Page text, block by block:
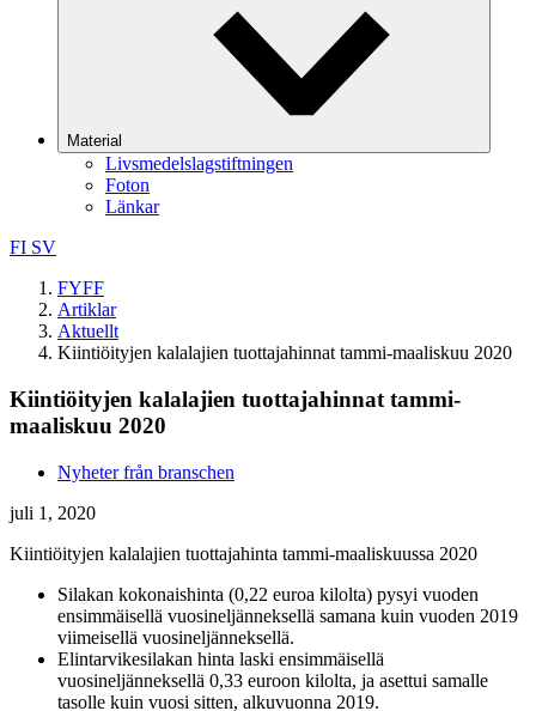
Material
Livsmedelslagstiftningen
Foton
Länkar
FI SV
FYFF
Artiklar
Aktuellt
Kiintiöityjen kalalajien tuottajahinnat tammi-maaliskuu 2020
Kiintiöityjen kalalajien tuottajahinnat tammi-
maaliskuu 2020
Nyheter från branschen
juli 1, 2020
Kiintiöityjen kalalajien tuottajahinta tammi-maaliskuussa 2020
Silakan kokonaishinta (0,22 euroa kilolta) pysyi vuoden
ensimmäisellä vuosineljänneksellä samana kuin vuoden 2019
viimeisellä vuosineljänneksellä.
Elintarvikesilakan hinta laski ensimmäisellä
vuosineljänneksellä 0,33 euroon kilolta, ja asettui samalle
tasolle kuin vuosi sitten, alkuvuonna 2019.